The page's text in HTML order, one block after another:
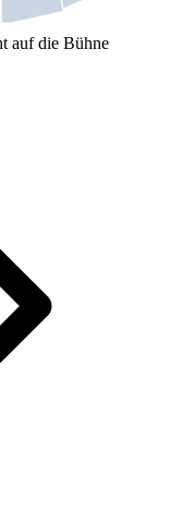
auf die Bühne